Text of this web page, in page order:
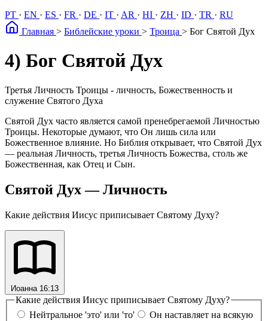
PT · EN · ES · FR · DE · IT · AR · HI · ZH · ID · TR · RU
Главная > Библейские уроки > Троица > Бог Святой Дух
4) Бог Святой Дух
Третья Личность Троицы - личность, Божественность и
служение Святого Духа
Святой Дух часто является самой пренебрегаемой Личностью
Троицы. Некоторые думают, что Он лишь сила или
Божественное влияние. Но Библия открывает, что Святой Дух
— реальная Личность, третья Личность Божества, столь же
Божественная, как Отец и Сын.
Святой Дух — Личность
Какие действия Иисус приписывает Святому Духу?
Иоанна 16:13
Какие действия Иисус приписывает Святому Духу?
Нейтральное 'это' или 'то'
Он наставляет на всякую